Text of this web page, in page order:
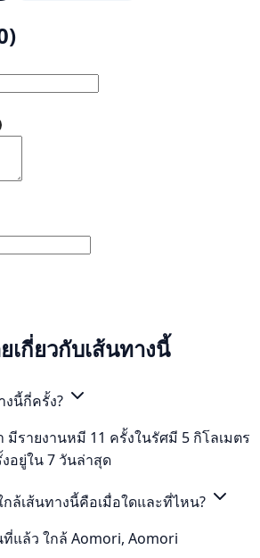
กี่ยวกับเส้นทางนี้
นี้กี่ครั้ง?
รายงานหมี 11 ครั้งในรัศมี 5 กิโลเมตร
อยู่ใน 7 วันล่าสุด
ล้เส้นทางนี้คือเมื่อใดและที่ไหน?
แล้ว ใกล้ Aomori, Aomori